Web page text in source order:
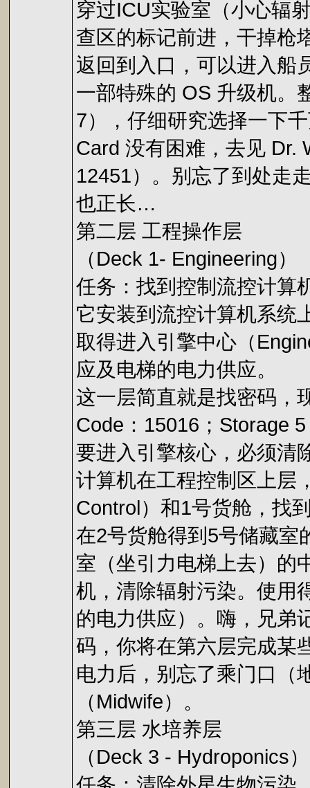
穿过ICU实验室（小心辐
查区的标记前进，干掉枪
返回到入口，可以进入船
一部特殊的 OS 升级机。
7），仔细研究选择一下
Card 没有困难，去见 Dr.
12451）。别忘了到处走
也正长…
第二层 工程操作层
（Deck 1- Engineering）
任务：找到控制流控计算
它安装到流控计算机系统
取得进入引擎中心（
应及电梯的电力供应。
这一层简直就是找密码，
Code：15016；Storage
要进入引擎核心，必须清
计算机在工程控制区上层
Control）和1号货舱，找
在2号货舱得到5号储藏室
室（坐引力电梯上去）的
机，清除辐射污染。使用
的电力供应）。嗨，兄弟
码，你将在第六层完成某
电力后，别忘了乘门口（
（Midwife）。
第三层 水培养层
（Deck 3 - Hydroponics）